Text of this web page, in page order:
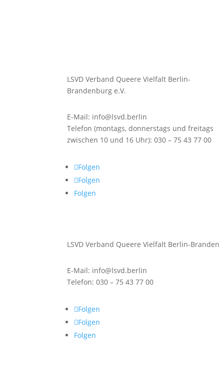
LSVD Verband Queere Vielfalt Berlin-
Brandenburg e.V.
E-Mail: info@lsvd.berlin
Telefon (montags, donnerstags und freitags
zwischen 10 und 16 Uhr): 030 – 75 43 77 00
Folgen
Folgen
Folgen
LSVD Verband Queere Vielfalt Berlin-
E-Mail: info@lsvd.berlin
Telefon: 030 – 75 43 77 00
Folgen
Folgen
Folgen